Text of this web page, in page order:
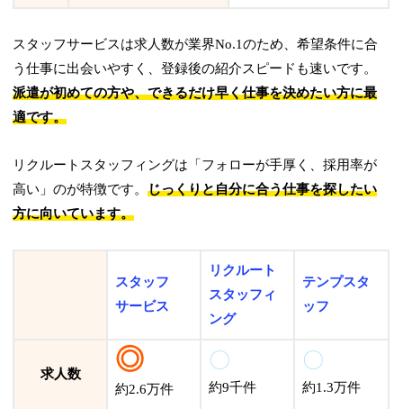
スタッフサービスは求人数が業界No.1のため、希望条件に合
う仕事に出会いやすく、登録後の紹介スピードも速いです。
派遣が初めての方や、できるだけ早く仕事を決めたい方に最
適です。
リクルートスタッフィングは「フォローが手厚く、採用率が
高い」のが特徴です。じっくりと自分に合う仕事を探したい
方に向いています。
スタッフ
サービス
リクルート
スタッフィ
ング
テンプスタ
ッフ
求人数 ◎
約2.6万件
〇
約9千件
〇
約1.3万件